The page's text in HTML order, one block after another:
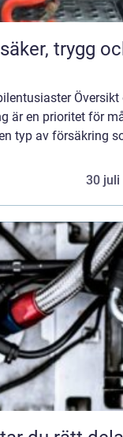
Översikt
är en prioritet för
typ av försäkring
30 juli